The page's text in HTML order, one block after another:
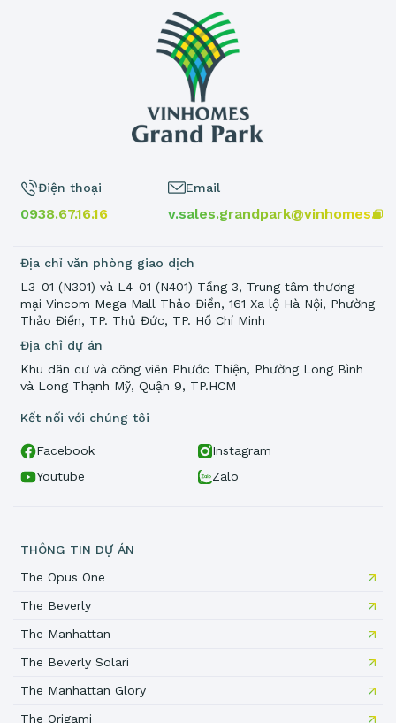
Địa chỉ dự án
Khu dân cư và công viên Phước Thiện, Phường Long Bình
và Long Thạnh Mỹ, Quận 9, TP.HCM
Điện thoại
0938.67.16.16
Email
v.sales.grandpark@vinhomes.vn
Địa chỉ văn phòng giao dịch
L3-01 (N301) và L4-01 (N401) Tầng 3, Trung tâm thương
mại Vincom Mega Mall Thảo Điền, 161 Xa lộ Hà Nội, Phường
Thảo Điền, TP. Thủ Đức, TP. Hồ Chí Minh
Kết nối với chúng tôi
Facebook
Instagram
Youtube
Zalo
THÔNG TIN DỰ ÁN
The Opus One
The Beverly
The Manhattan
The Beverly Solari
The Manhattan Glory
The Origami